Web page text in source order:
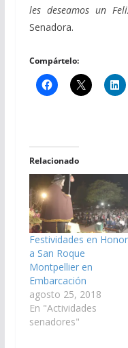
les deseamos un
Senadora.
Compártelo:
Relacionado
Festividades en Honor
a San Roque
Montpellier en
Embarcación
agosto 25, 2018
En "Actividades
senadores"